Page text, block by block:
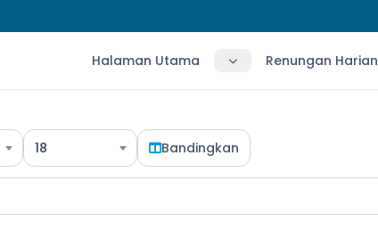
Halaman Utama Renungan Harian
18 Bandingkan